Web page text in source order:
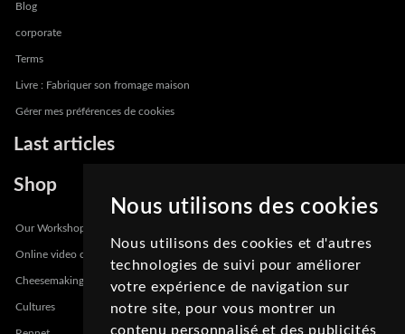
Nous utilisons des cookies
Nous utilisons des cookies et d'autres
technologies de suivi pour améliorer
votre expérience de navigation sur
notre site, pour vous montrer un
contenu personnalisé et des publicités
Blog
corporate
Terms
Livre : Fabriquer son fromage maison
Gérer mes préférences de cookies
Last articles
Shop
Our Workshops
Online video course
Cheesemaking Kits
Cultures